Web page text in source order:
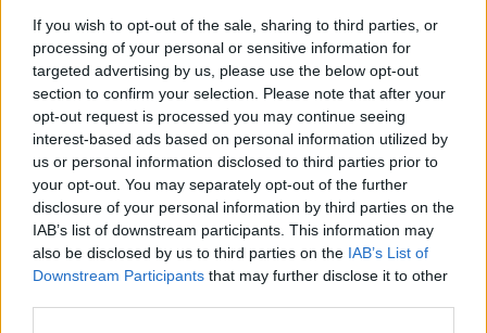
If you wish to opt-out of the sale, sharing to third parties, or
processing of your personal or sensitive information for
targeted advertising by us, please use the below opt-out
section to confirm your selection. Please note that after your
opt-out request is processed you may continue seeing
interest-based ads based on personal information utilized by
us or personal information disclosed to third parties prior to
your opt-out. You may separately opt-out of the further
disclosure of your personal information by third parties on the
IAB’s list of downstream participants. This information may
also be disclosed by us to third parties on the IAB’s List of
Downstream Participants that may further disclose it to other
επιμέρους συνοικίες (που αποτελούν...
Τρίκαλα Κορινθίας: Ένας εξαιρετικός value for money ξενώνας
4 αστέρων με βαθμολογία 9,6